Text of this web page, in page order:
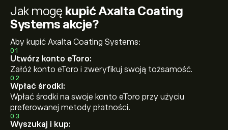
Jak mogę kupić Axalta Coating
Systems akcje?
Aby kupić Axalta Coating Systems:
01
Utwórz konto eToro:
Załóż konto eToro i zweryfikuj swoją tożsamość.
02
Wpłać środki:
Wpłać środki na swoje konto eToro przy użyciu
preferowanej metody płatności.
03
Wyszukaj i kup: